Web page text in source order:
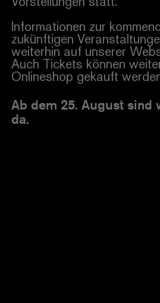
Vorstellungen statt.
Informationen zur
zukünftigen
weiterhin auf unserer
Auch Tickets können
Onlineshop gekauft
Ab dem 25. August sind
da.